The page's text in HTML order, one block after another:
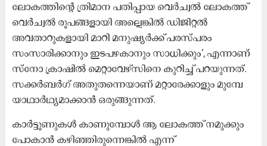
ലോകത്തിന്‍റെ ത്രിമാന പതിപ്പായ വെർച്വൽ ലോകത്ത്
വെർച്വൽ രൂപങ്ങളായി അല്ലെങ്കിൽ ഡിജിറ്റൽ
അവതാറുകളായി മാറി മനുഷ്യർക്ക്​ പരസ്പരം
സംസാരിക്കാനും ഇടപഴകാനും സാധിക്കും’, എന്നാണ്​​
സ്​നോ ക്രാഷിൽ മെറ്റാവേഴ്സിനെ കുറിച്ച് പറയുന്നത്.
സക്കർബർഗ്​ അതുതന്നെയാണ് മറ്റാരേക്കാളും മുമ്പേ​
യാഥാർഥ്യമാക്കാൻ ഒരുങ്ങുന്നത്​.
കാര്‍ട്ടൂണുകള്‍ കാണുമ്പോള്‍ ആ ലോകത്ത് നമുക്കും
പോകാന്‍ കഴിഞ്ഞിരുന്നെങ്കില്‍ എന്ന്